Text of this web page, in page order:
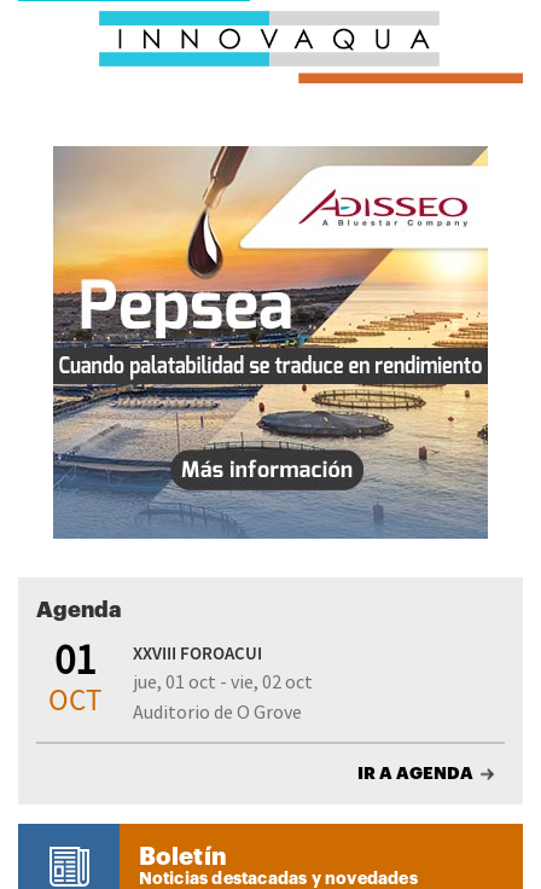
Agenda
01
OCT
XXVIII FOROACUI
jue, 01 oct - vie, 02 oct
Auditorio de O Grove
IR A AGENDA
Boletín
Noticias destacadas y novedades